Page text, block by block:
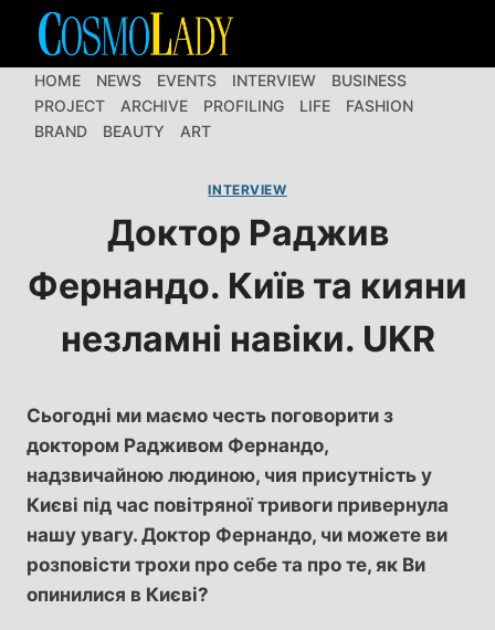
Перейти
вмістуHOME NEWS EVENTS INTERVIEW
BUSINESS
PROJECT
ARCHIVE PROFILING LIFE
FASHION
BRAND
BEAUTY ART
INTERVIEW
Доктор Раджив
Фернандо. Київ та кияни
незламні навіки. UKR
Сьогодні ми маємо честь поговорити з
доктором Радживом Фернандо,
надзвичайною людиною, чия присутність у
Києві під час повітряної тривоги привернула
нашу увагу. Доктор Фернандо, чи можете ви
розповісти трохи про себе та про те, як Ви
опинилися в Києві?